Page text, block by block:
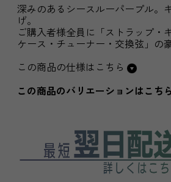
深みのあるシースルーパープル。
げ。
ご購入者様全員に「ストラップ・
ケース・チューナー・交換弦」の
この商品の仕様はこちら
この商品のバリエーションはこち